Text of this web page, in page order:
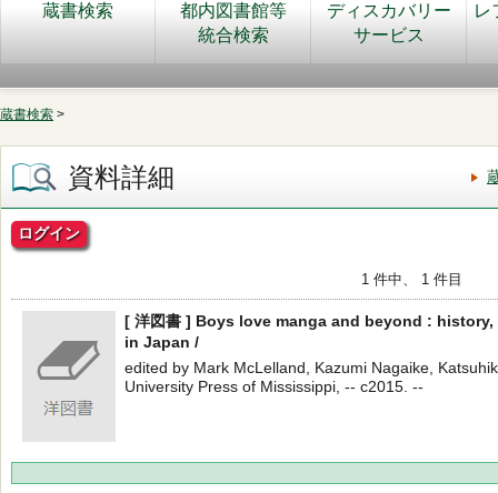
蔵書検索
都内図書館等
統合検索
ディスカバリー
サービス
レ
蔵書検索 >
資料詳細
ログイン
1 件中、 1 件目
[ 洋図書 ] Boys love manga and beyond :
in Japan /
edited by Mark McLelland, Kazumi Nagaike,
University Press of Mississippi, -- c2015. --